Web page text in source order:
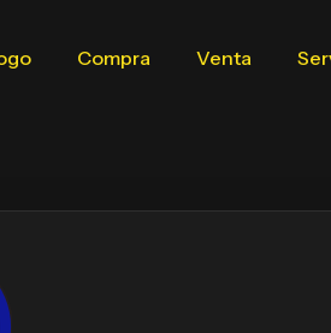
Compra Venta